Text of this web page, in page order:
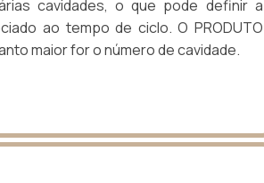
cavidades, o que pode definir a
ao tempo de ciclo. O PRODUTO
maior for o número de cavidade.